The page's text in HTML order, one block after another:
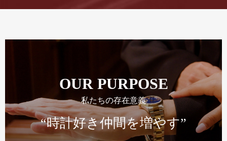
OUR PURPOSE
私たちの存在意義
“時計好き仲間を増やす”